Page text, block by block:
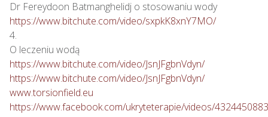
https://www.bitchute.com/video/sxpkK8xnY7MO/
4.
https://www.bitchute.com/video/JsnJFgbnVdyn/
https://www.bitchute.com/video/JsnJFgbnVdyn/
www.torsionfield.eu
https://www.facebook.com/ukryteterapie/videos/